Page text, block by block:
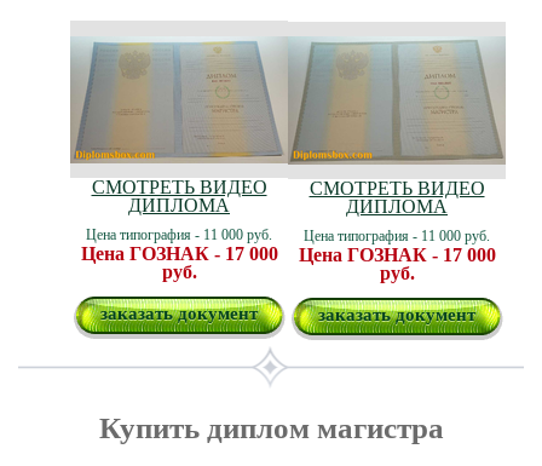
СМОТРЕТЬ ВИДЕО
ДИПЛОМА
Цена типография - 11 000 руб.
Цена ГОЗНАК - 17 000
руб.
заказать документ
СМОТРЕТЬ ВИДЕО
ДИПЛОМА
Цена типография - 11 000 руб.
Цена ГОЗНАК - 17 000
руб.
заказать документ
Купить диплом магистра